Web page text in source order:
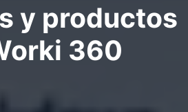
y productos
360